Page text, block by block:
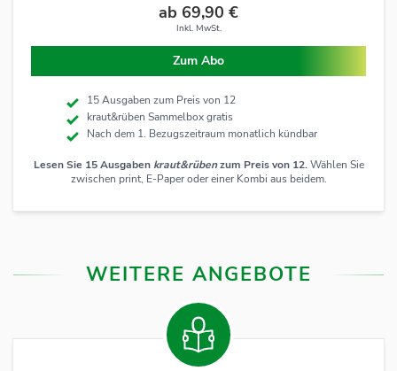
ab 69,90 €
Inkl. MwSt.
Zum Abo
15 Ausgaben zum Preis von 12
kraut&rüben Sammelbox gratis
Nach dem 1. Bezugszeitraum monatlich kündbar
Lesen Sie 15 Ausgaben kraut&rübenzum Preis von 12.Wählen Sie
zwischen print, E-Paper oder einer Kombi aus beidem.
WEITERE ANGEBOTE